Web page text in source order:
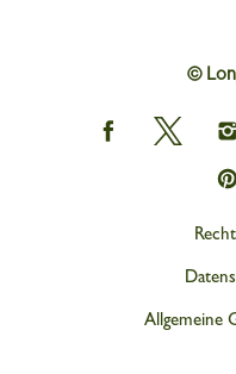
©
Longchamp
on
on
on
on
Allgemeine